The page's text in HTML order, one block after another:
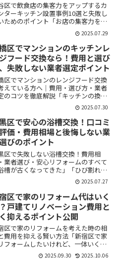
区で飲食店の集客力をアップするカ
ターキッチン設置事例10選と失敗し
ためのポイント「お店の集客力をも
と上げたい」「渋谷区で飲食店を始め
にあたってカウンターキッチンの導入
になる」「内装やレイアウトにどん
夫をしたらいいかわ...
2025.07.29
区でマンションのキッチンレ
フード交換なら！費用と選び
失敗しない業者選定ポイント
区でマンションのレンジフード交換
えている方へ｜費用・選び方・業者
のコツを徹底解説「キッチンの換気
が古くなってきた」「レンジフードの
がうるさい」「マンションで交換工事
たいけど、どう進めたらいいの？」
な悩みをお持ちの方も...
2025.07.30
区で安心の浴槽交換！口コミ
価・費用相場と後悔しない業
びのポイント
区で失敗しない浴槽交換！費用相
業者選び・安心リフォームのすべて
槽が古くなってきた」「ひび割れや
れが取れない」「家族が安全に使える
れいなお風呂にしたい」—そんな悩み
えて、浴槽交換や浴室リフォームを
し始めた方も多いのでは...
2025.07.27
区で家のリフォーム代はいく
戸建てリノベーション費用と
抑えるポイント公開
区で家のリフォームを考えた時の相
費用を抑える賢い方法「新宿区で家
フォームしたいけれど、一体いくら
かるのだろう？」「リフォーム代やリ
ォーム費用の見積りを取るたびに金額
2025.09.30 2025.10.06